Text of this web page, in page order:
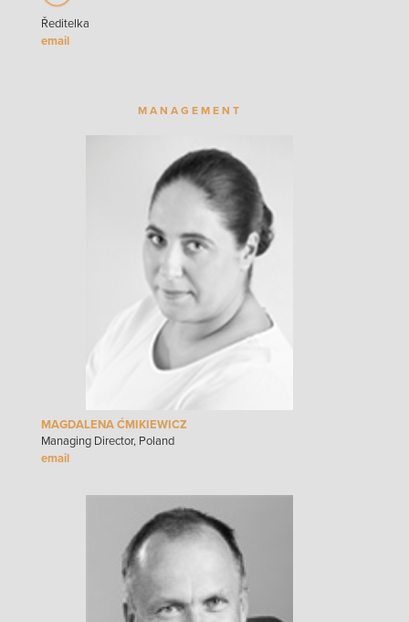
Ředitelka
MANAGEMENT
MAGDALENA ĆMIKIEWICZ
Managing Director, Poland